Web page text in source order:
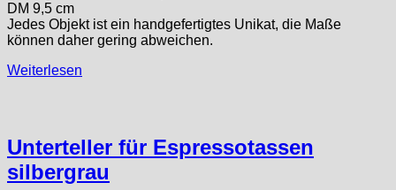
DM 9,5 cm
Jedes Objekt ist ein handgefertigtes Unikat, die Maße
können daher gering abweichen.
Weiterlesen
Unterteller für Espressotassen
silbergrau